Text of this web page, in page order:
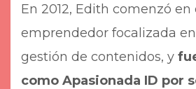
En 2012, Edith comenzó
emprendedor focalizada
gestión de contenidos, y
como Apasionada ID por